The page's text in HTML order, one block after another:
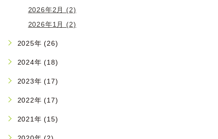
2026年2月 (2)
2026年1月 (2)
2025年 (26)
2024年 (18)
2023年 (17)
2022年 (17)
2021年 (15)